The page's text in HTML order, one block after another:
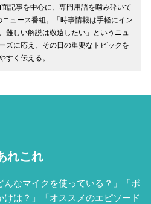
面記事を中心に、専門用語を噛み砕いて
ニュース番組。「時事情報は手軽にイン
難しい解説は敬遠したい」というニュ
ズに応え、その日の重要なトピックを
すく伝える。
れこれ
んなマイクを使っている？」「ポ
は？」「オススメのエピソード